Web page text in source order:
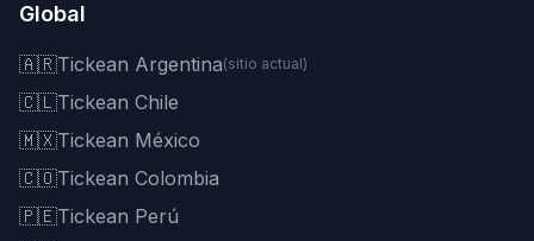
Global
🇦🇷Tickean Argentina(sitio actual)
🇨🇱Tickean Chile
🇲🇽Tickean México
🇨🇴Tickean Colombia
🇵🇪Tickean Perú